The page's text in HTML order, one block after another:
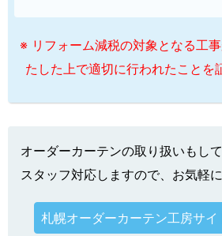
※ リフォーム減税の対象となる工
たした上で適切に行われたことを
オーダーカーテンの取り扱いもし
スタッフ対応しますので、お気軽
札幌オーダーカーテン工房サイ